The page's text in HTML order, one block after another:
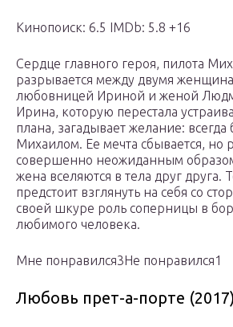
Кинопоиск: 6.5 IMDb: 5.8 +16
Сердце главного героя, пилота
разрывается между двумя
любовницей Ириной и женой
Ирина, которую перестала
плана, загадывает желание: всегда
Михаилом. Ее мечта сбывается, но
совершенно неожиданным
жена вселяются в тела друг друга.
предстоит взглянуть на себя со
своей шкуре роль соперницы в
любимого человека.
Мне понравился3Не понравился1
Любовь прет-а-порте (2017)